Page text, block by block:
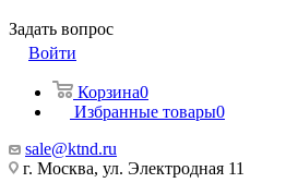
Задать вопрос
Войти
Корзина0
Избранные товары0
sale@ktnd.ru
г. Москва, ул. Электродная 11